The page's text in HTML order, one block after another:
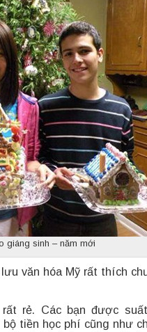
giáng sinh – năm mới
văn hóa Mỹ rất thích
rẻ. Các bạn được
tiền học phí cũng như